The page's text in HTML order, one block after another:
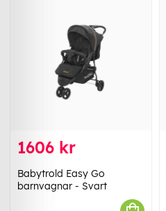
1606 kr
Babytrold Easy Go
barnvagnar - Svart